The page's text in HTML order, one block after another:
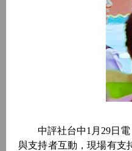
中評社台中1月29日電
與支持者互動，現場有支